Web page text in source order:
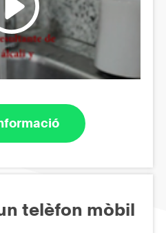
telèfon mòbil